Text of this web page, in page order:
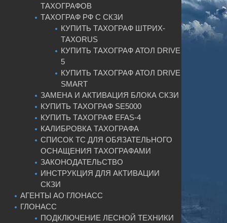
ТАХОГРАФОВ
ТАХОГРАФ РФ С СКЗИ
КУПИТЬ ТАХОГРАФ ШТРИХ-
ТАХОRUS
КУПИТЬ ТАХОГРАФ АТОЛ DRIVE
5
КУПИТЬ ТАХОГРАФ АТОЛ DRIVE
SMART
ЗАМЕНА И АКТИВАЦИЯ БЛОКА СКЗИ
КУПИТЬ ТАХОГРАФ SE5000
КУПИТЬ ТАХОГРАФ EFAS-4
КАЛИБРОВКА ТАХОГРАФА
СПИСОК ТС ДЛЯ ОБЯЗАТЕЛЬНОГО
ОСНАЩЕНИЯ ТАХОГРАФАМИ
ЗАКОНОДАТЕЛЬСТВО
ИНСТРУКЦИЯ ДЛЯ АКТИВАЦИИ
СКЗИ
АГЕНТЫ АО ГЛОНАСС
ГЛОНАСС
ПОДКЛЮЧЕНИЕ ЛЕСНОЙ ТЕХНИКИ